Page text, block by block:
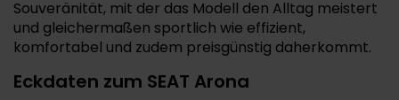
Souveränität, mit der das Modell den Alltag meistert
und gleichermaßen sportlich wie effizient,
komfortabel und zudem preisgünstig daherkommt.
Eckdaten zum SEAT Arona